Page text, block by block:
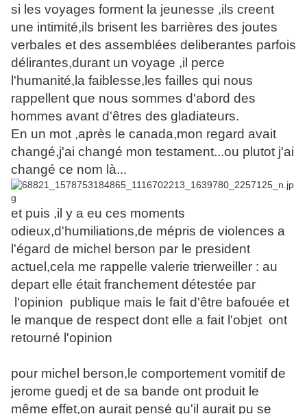
si les voyages forment la jeunesse ,ils creent
une intimité,ils brisent les barrières des joutes
verbales et des assemblées deliberantes parfois
délirantes,durant un voyage ,il perce
l'humanité,la faiblesse,les failles qui nous
rappellent que nous sommes d'abord des
hommes avant d'êtres des gladiateurs.
En un mot ,après le canada,mon regard avait
changé,j'ai changé mon testament...ou plutot j'ai
changé ce nom là...
et puis ,il y a eu ces moments
odieux,d'humiliations,de mépris de violences a
l'égard de michel berson par le president
actuel,cela me rappelle valerie trierweiller : au
depart elle était franchement détestée par
l'opinion publique mais le fait d'être bafouée et
le manque de respect dont elle a fait l'objet ont
retourné l'opinion
pour michel berson,le comportement vomitif de
jerome guedj et de sa bande ont produit le
même effet,on aurait pensé qu'il aurait pu se